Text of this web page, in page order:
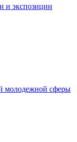
и экспозиции
молодежной сферы